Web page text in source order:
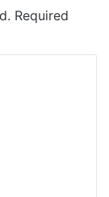
Required